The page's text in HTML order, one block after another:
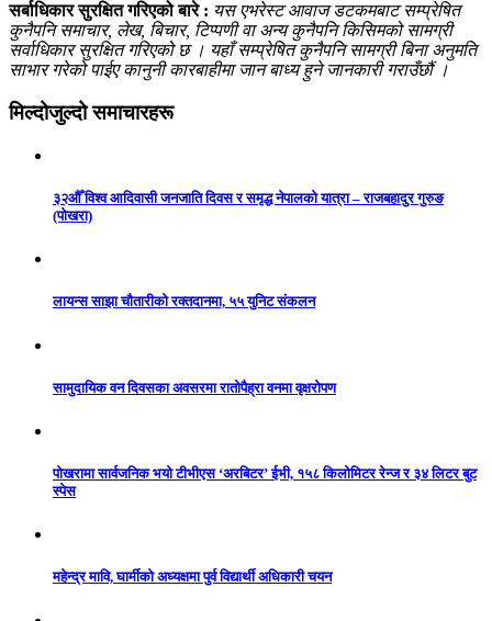
सर्बाधिकार सुरक्षित गरिएको बारे : यस एभरेस्ट आवाज डटकमबाट सम्प्रेषित
कुनैपनि समाचार, लेख, बिचार, टिप्पणी वा अन्य कुनैपनि किसिमको सामग्री
सर्वाधिकार सुरक्षित गरिएको छ । यहाँ सम्प्रेषित कुनैपनि सामग्री बिना अनुमति
साभार गरेको पाईए कानुनी कारबाहीमा जान बाध्य हुने जानकारी गराउँछौं ।
मिल्दोजुल्दो समाचारहरू
३२औँ विश्व आदिवासी जनजाति दिवस र समृद्ध नेपालको यात्रा – राजबहादुर गुरुङ
(पोखरा)
लायन्स साझा चौतारीको रक्तदानमा, ५५ युनिट संकलन
सामुदायिक वन दिवसका अवसरमा रातोपैह्रा वनमा वृक्षरोपण
पोखरामा सार्वजनिक भयो टीभीएस ‘अरबिटर’ ईभी, १५८ किलोमिटर रेन्ज र ३४ लिटर बुट
स्पेस
महेन्द्र मावि, घार्मीको अध्यक्षमा पुर्व विद्यार्थी अधिकारी चयन